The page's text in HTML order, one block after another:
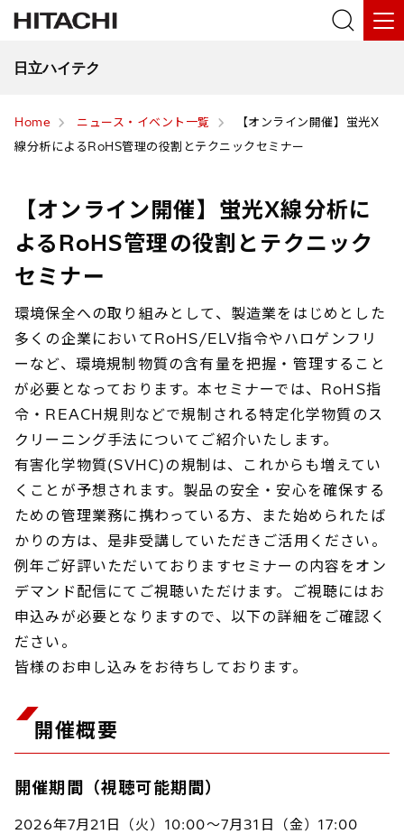
日立ハイテク
Home ニュース・イベント一覧
【オンライン開催】蛍光X
線分析によるRoHS管理の役割とテクニックセミナー
【オンライン開催】蛍光X線分析に
よるRoHS管理の役割とテクニック
セミナー
環境保全への取り組みとして、製造業をはじめとした
多くの企業においてRoHS/ELV指令やハロゲンフリ
ーなど、環境規制物質の含有量を把握・管理すること
が必要となっております。本セミナーでは、RoHS指
令・REACH規則などで規制される特定化学物質のス
クリーニング手法についてご紹介いたします。
有害化学物質(SVHC)の規制は、これからも増えてい
くことが予想されます。製品の安全・安心を確保する
ための管理業務に携わっている方、また始められたば
かりの方は、是非受講していただきご活用ください。
例年ご好評いただいておりますセミナーの内容をオン
デマンド配信にてご視聴いただけます。ご視聴にはお
申込みが必要となりますので、以下の詳細をご確認く
ださい。
皆様のお申し込みをお待ちしております。
開催概要
開催期間（視聴可能期間）
2026年7月21日（火）10:00～7月31日（金）17:00